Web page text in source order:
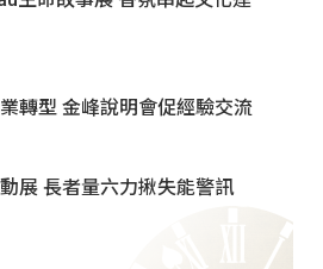
轉型 金峰說明會促經驗交流
展 長者量六力揪失能警訊